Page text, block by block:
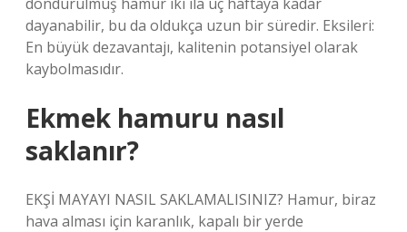
dayanabilir, bu da oldukça uzun bir süredir. Eksileri:
En büyük dezavantajı, kalitenin potansiyel olarak
kaybolmasıdır.
Ekmek hamuru nasıl
saklanır?
EKŞİ MAYAYI NASIL SAKLAMALISINIZ? Hamur, biraz
hava alması için karanlık, kapalı bir yerde